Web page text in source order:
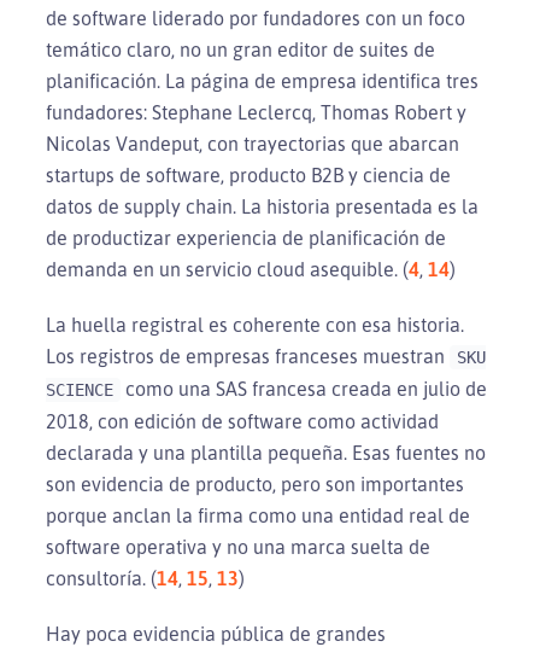
de software liderado por fundadores con un foco
temático claro, no un gran editor de suites de
planificación. La página de empresa identifica tres
fundadores: Stephane Leclercq, Thomas Robert y
Nicolas Vandeput, con trayectorias que abarcan
startups de software, producto B2B y ciencia de
datos de supply chain. La historia presentada es la
de productizar experiencia de planificación de
demanda en un servicio cloud asequible. (4, 14)
La huella registral es coherente con esa historia.
Los registros de empresas franceses muestran
SKU
SCIENCE
como una SAS francesa creada en julio de
2018, con edición de software como actividad
declarada y una plantilla pequeña. Esas fuentes no
son evidencia de producto, pero son importantes
porque anclan la firma como una entidad real de
software operativa y no una marca suelta de
consultoría. (14, 15, 13)
Hay poca evidencia pública de grandes